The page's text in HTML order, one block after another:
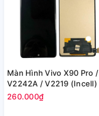
Màn Hình Vivo X90 Pro /
V2242A / V2219 (Incell)
260.000₫